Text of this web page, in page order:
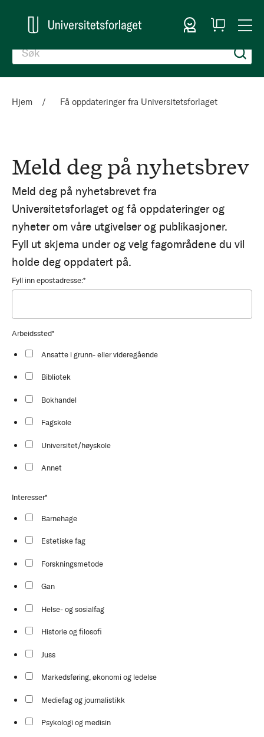
Logg inn
Handlekurv
Hjem Få oppdateringer fra Universitetsforlaget
Meld deg på nyhetsbrev
Meld deg på nyhetsbrevet fra
Universitetsforlaget og få oppdateringer og
nyheter om våre utgivelser og publikasjoner.
Fyll ut skjema under og velg fagområdene du vil
holde deg oppdatert på.
Fyll inn epostadresse:*
Arbeidssted*
Ansatte i grunn- eller videregående
Bibliotek
Bokhandel
Fagskole
Universitet/høyskole
Annet
Interesser*
Barnehage
Estetiske fag
Forskningsmetode
Gan
Helse- og sosialfag
Historie og filosofi
Juss
Markedsføring, økonomi og ledelse
Mediefag og journalistikk
Psykologi og medisin